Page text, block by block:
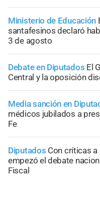
Ministerio de Educación
santafesinos declaró
3 de agosto
Debate en Diputados El
Central y la oposición
Media sanción en
médicos jubilados a
Fe
Diputados Con críticas
empezó el debate
Fiscal